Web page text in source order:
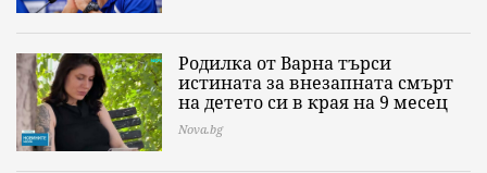
Родилка от Варна търси
истината за внезапната смърт
на детето си в края на 9 месец
Nova.bg